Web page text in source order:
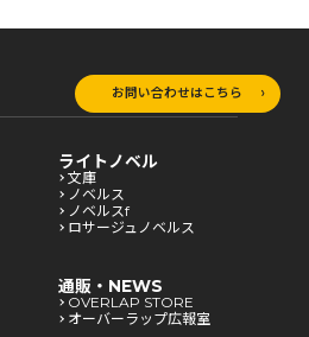
お問い合わせはこちら
ライトノベル
文庫
ノベルス
ノベルスf
ロサージュノベルス
通販・NEWS
OVERLAP STORE
オーバーラップ広報室